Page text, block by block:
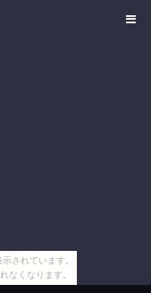
されています。
なくなります。